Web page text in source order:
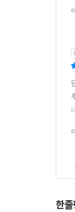
한줄